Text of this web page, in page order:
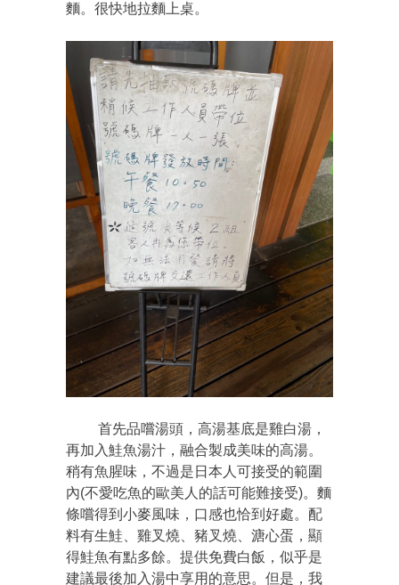
麵。很快地拉麵上桌。
首先品嚐湯頭，高湯基底是雞白湯，
再加入鮭魚湯汁，融合製成美味的高湯。
稍有魚腥味，不過是日本人可接受的範圍
內(不愛吃魚的歐美人的話可能難接受)。麵
條嚐得到小麥風味，口感也恰到好處。配
料有生鮭、雞叉燒、豬叉燒、溏心蛋，顯
得鮭魚有點多餘。提供免費白飯，似乎是
建議最後加入湯中享用的意思。但是，我